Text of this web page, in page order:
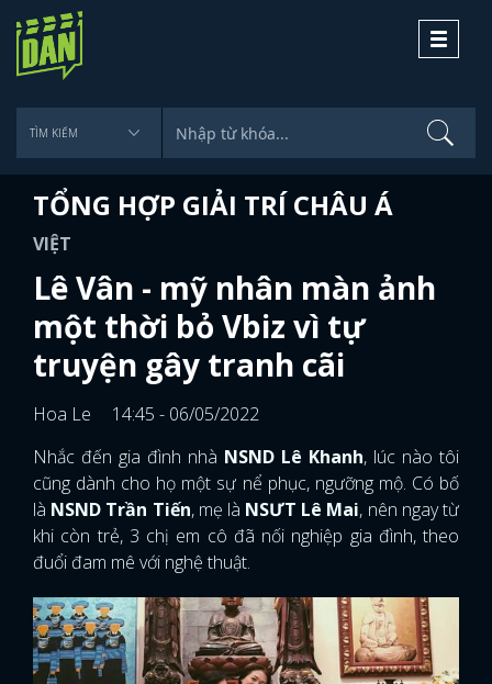
Toggle
TỔNG HỢP GIẢI TRÍ CHÂU Á
VIỆT
Lê Vân - mỹ nhân màn ảnh
một thời bỏ Vbiz vì tự
truyện gây tranh cãi
Hoa Le
14:45 - 06/05/2022
Nhắc đến gia đình nhà NSND Lê Khanh, lúc nào tôi
cũng dành cho họ một sự nể phục, ngưỡng mộ. Có bố
là NSND Trần Tiến, mẹ là NSƯT Lê Mai, nên ngay từ
khi còn trẻ, 3 chị em cô đã nối nghiệp gia đình, theo
đuổi đam mê với nghệ thuật.